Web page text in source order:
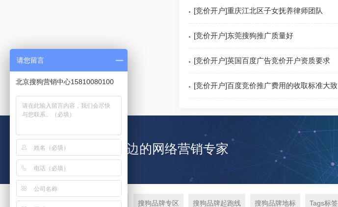
[竞价开户]重庆江北区子女抚养律师团队
[竞价开户]东莞搜狗推广质量好
[竞价开户]英国百度广告竞价开户资质要求
[竞价开户]百度竞价推广费用的收取标准大致
北京云搜互动您身边的网络营销专家
搜狗竞价产品 搜狗品牌专区 搜狗品牌起跑线 搜狗品牌地标 Tags标签
请您留言
北京搜狗营销中心15810080100